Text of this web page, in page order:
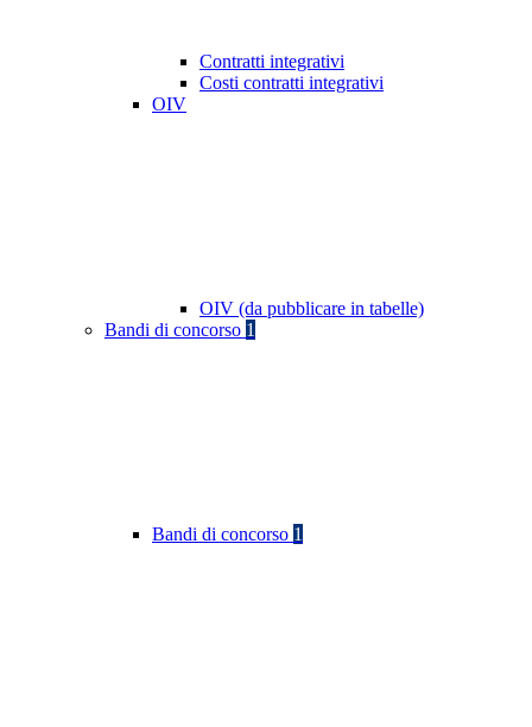
Contratti integrativi
Costi contratti integrativi
OIV
OIV (da pubblicare in tabelle)
Bandi di concorso 1
Bandi di concorso 1